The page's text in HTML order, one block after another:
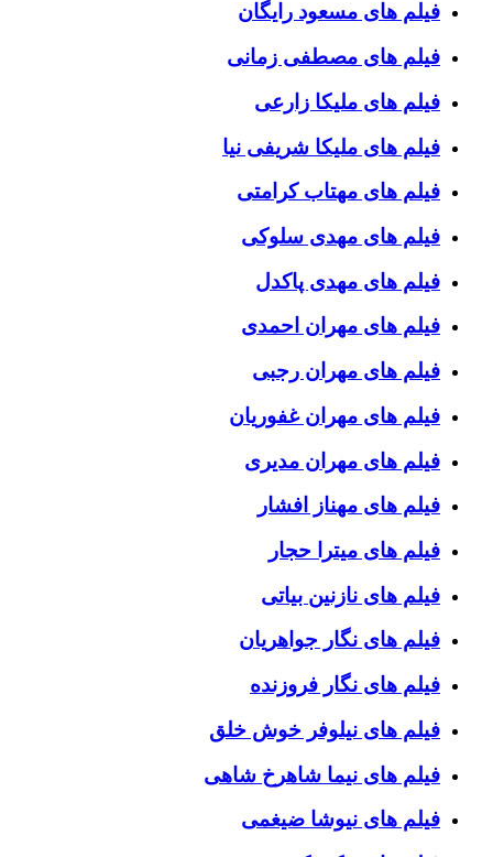
فیلم های مسعود رایگان
فیلم های مصطفی زمانی
فیلم های ملیکا زارعی
فیلم های ملیکا شریفی نیا
فیلم های مهتاب کرامتی
فیلم های مهدی سلوکی
فیلم های مهدی پاکدل
فیلم های مهران احمدی
فیلم های مهران رجبی
فیلم های مهران غفوریان
فیلم های مهران مدیری
فیلم های مهناز افشار
فیلم های میترا حجار
فیلم های نازنین بیاتی
فیلم های نگار جواهریان
فیلم های نگار فروزنده
فیلم های نیلوفر خوش خلق
فیلم های نیما شاهرخ شاهی
فیلم های نیوشا ضیغمی